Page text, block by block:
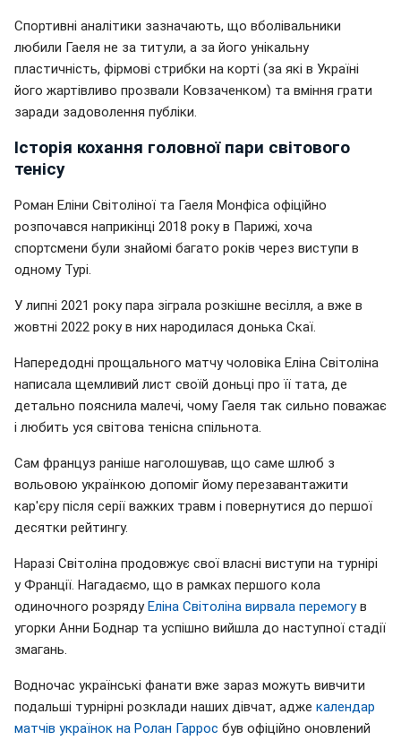
Спортивні аналітики зазначають, що вболівальники
любили Гаеля не за титули, а за його унікальну
пластичність, фірмові стрибки на корті (за які в Україні
його жартівливо прозвали Ковзаченком) та вміння грати
заради задоволення публіки.
Історія кохання головної пари світового
тенісу
Роман Еліни Світоліної та Гаеля Монфіса офіційно
розпочався наприкінці 2018 року в Парижі, хоча
спортсмени були знайомі багато років через виступи в
одному Турі.
У липні 2021 року пара зіграла розкішне весілля, а вже в
жовтні 2022 року в них народилася донька Скаї.
Напередодні прощального матчу чоловіка Еліна Світоліна
написала щемливий лист своїй доньці про її тата, де
детально пояснила малечі, чому Гаеля так сильно поважає
і любить уся світова тенісна спільнота.
Сам француз раніше наголошував, що саме шлюб з
вольовою українкою допоміг йому перезавантажити
кар'єру після серії важких травм і повернутися до першої
десятки рейтингу.
Наразі Світоліна продовжує свої власні виступи на турнірі
у Франції. Нагадаємо, що в рамках першого кола
одиночного розрядуЕліна Світоліна вирвала перемогув
угорки Анни Боднар та успішно вийшла до наступної стадії
змагань.
Водночас українські фанати вже зараз можуть вивчити
подальші турнірні розклади наших дівчат, адже календар
матчів українок на Ролан Гаррос був офіційно оновлений